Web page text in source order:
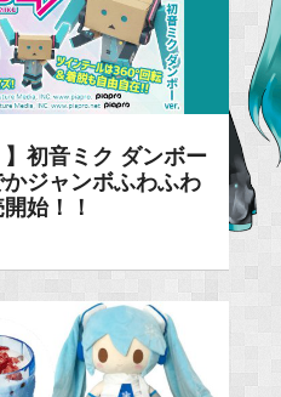
】初音ミク ダンボー
ジャンボふわふわ
始！！